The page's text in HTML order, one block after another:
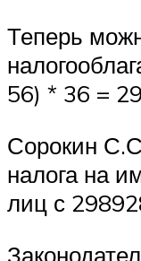
Теперь
56) * 36 =
Сорокин
налога на
лиц с